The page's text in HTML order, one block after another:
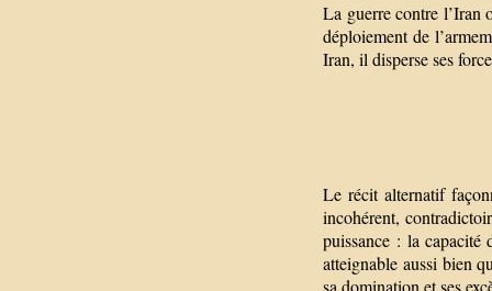
La guerre contre l’Iran
déploiement de
Iran, il disperse ses
Le récit alternatif
incohérent,
puissance : la capacité
atteignable aussi bien